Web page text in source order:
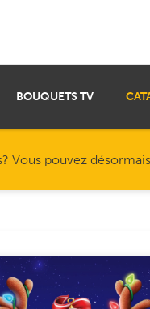
BOUQUETS TV
Vous pouvez